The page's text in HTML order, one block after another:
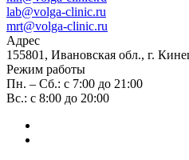
lab@volga-clinic.ru
mrt@volga-clinic.ru
Адрес
155801, Ивановская обл., г.
Режим работы
Пн. – Сб.: с 7:00 до 21:00
Вс.: с 8:00 до 20:00